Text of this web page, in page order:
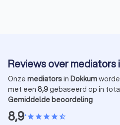
Reviews over mediators
Onze mediatorsin Dokkum
met een 8,9gebaseerd op in
Gemiddelde beoordeling
8,9•starstarstarstarstar_half